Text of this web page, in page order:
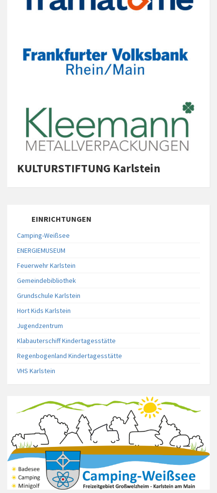
KULTURSTIFTUNG Karlstein
EINRICHTUNGEN
Camping-Weißsee
ENERGIEMUSEUM
Feuerwehr Karlstein
Gemeindebibliothek
Grundschule Karlstein
Hort Kids Karlstein
Jugendzentrum
Klabauterschiff Kindertagesstätte
Regenbogenland Kindertagesstätte
VHS Karlstein